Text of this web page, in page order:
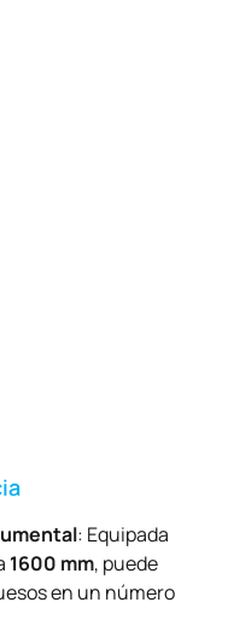
: Equipada
1600 mm, puede
en un número